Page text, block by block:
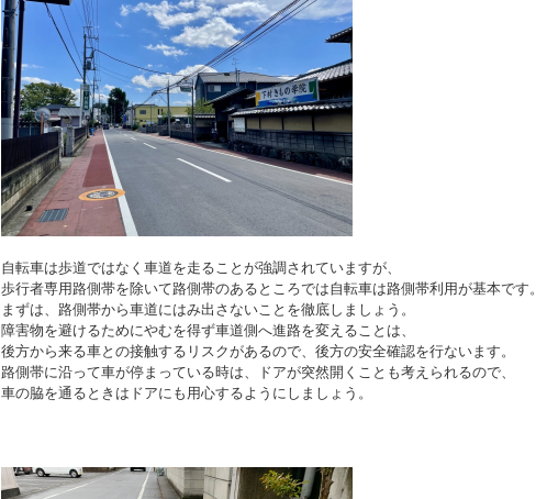
自転車は歩道ではなく車道を走ることが強調されていますが、
歩行者専用路側帯を除いて路側帯のあるところでは自転車は路側帯利用が基本です。
まずは、路側帯から車道にはみ出さないことを徹底しましょう。
障害物を避けるためにやむを得ず車道側へ進路を変えることは、
後方から来る車との接触するリスクがあるので、後方の安全確認を行ないます。
路側帯に沿って車が停まっている時は、ドアが突然開くことも考えられるので、
車の脇を通るときはドアにも用心するようにしましょう。